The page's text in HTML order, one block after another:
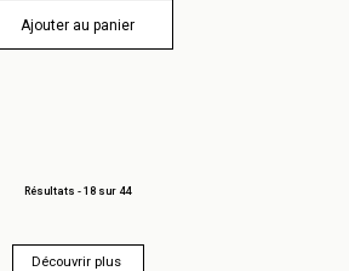
Ajouter au panier
Résultats - 18 sur 44
Découvrir plus